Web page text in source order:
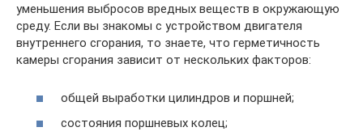
уменьшения выбросов вредных веществ в окружающую
среду. Если вы знакомы с устройством двигателя
внутреннего сгорания, то знаете, что герметичность
камеры сгорания зависит от нескольких факторов:
общей выработки цилиндров и поршней;
состояния поршневых колец;